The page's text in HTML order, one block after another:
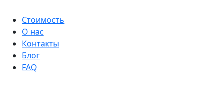
Стоимость
О нас
Контакты
Блог
FAQ